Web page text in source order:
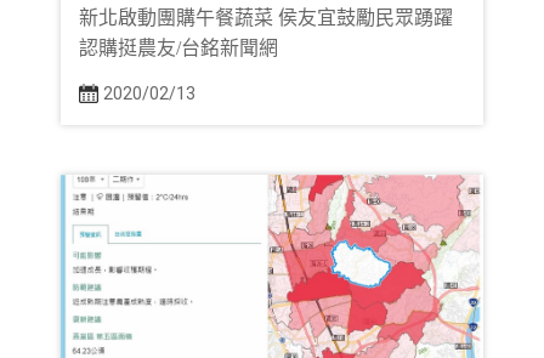
新北啟動團購午餐蔬菜 侯友宜鼓勵民眾踴躍
認購挺農友/台銘新聞網
2020/02/13